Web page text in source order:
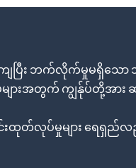
ပြီး ဘက်လိုက်မှုမရှိသော သ
ျားအတွက် ကျွန်ုပ်တို့အာ
းထုတ်လုပ်မှုများ ရေရှည်